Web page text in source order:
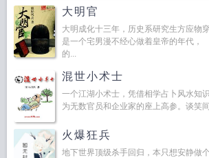
大明官
大明成化十三年，历史系研究生方应
是一个宅男漫不经心做着皇帝的年代
的...
混世小术士
一个江湖小术士，凭借相学占卜风水知
为无数官员和企业家的座上高参。谈笑
火爆狂兵
地下世界顶级杀手回归，本只想安静做